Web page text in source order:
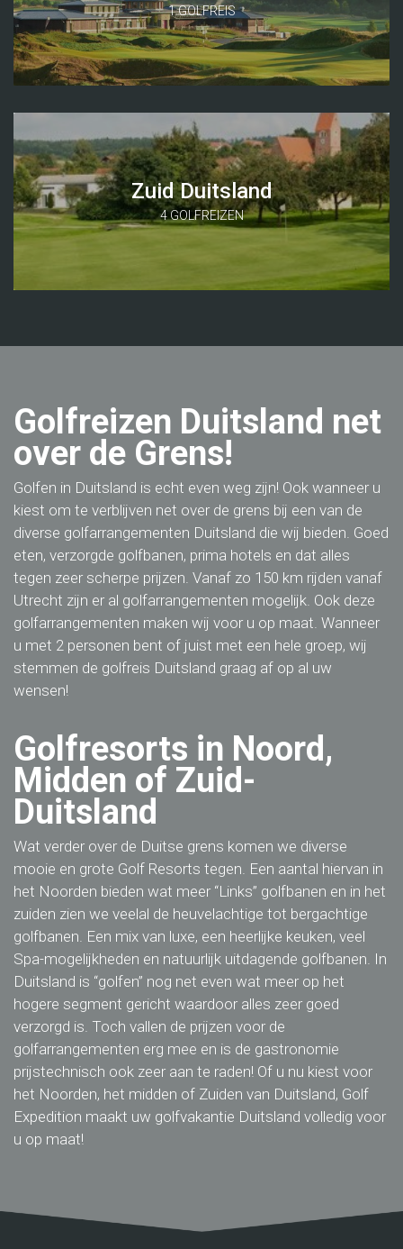
1 GOLFREIS
Zuid Duitsland
4 GOLFREIZEN
Golfreizen Duitsland net
over de Grens!
Golfen in Duitsland is echt even weg zijn! Ook wanneer u
kiest om te verblijven net over de grens bij een van de
diverse golfarrangementen Duitsland die wij bieden. Goed
eten, verzorgde golfbanen, prima hotels en dat alles
tegen zeer scherpe prijzen. Vanaf zo 150 km rijden vanaf
Utrecht zijn er al golfarrangementen mogelijk. Ook deze
golfarrangementen maken wij voor u op maat. Wanneer
u met 2 personen bent of juist met een hele groep, wij
stemmen de golfreis Duitsland graag af op al uw
wensen!
Golfresorts in Noord,
Midden of Zuid-
Duitsland
Wat verder over de Duitse grens komen we diverse
mooie en grote Golf Resorts tegen. Een aantal hiervan in
het Noorden bieden wat meer “Links” golfbanen en in het
zuiden zien we veelal de heuvelachtige tot bergachtige
golfbanen. Een mix van luxe, een heerlijke keuken, veel
Spa-mogelijkheden en natuurlijk uitdagende golfbanen. In
Duitsland is “golfen” nog net even wat meer op het
hogere segment gericht waardoor alles zeer goed
verzorgd is. Toch vallen de prijzen voor de
golfarrangementen erg mee en is de gastronomie
prijstechnisch ook zeer aan te raden! Of u nu kiest voor
het Noorden, het midden of Zuiden van Duitsland, Golf
Expedition maakt uw golfvakantie Duitsland volledig voor
u op maat!